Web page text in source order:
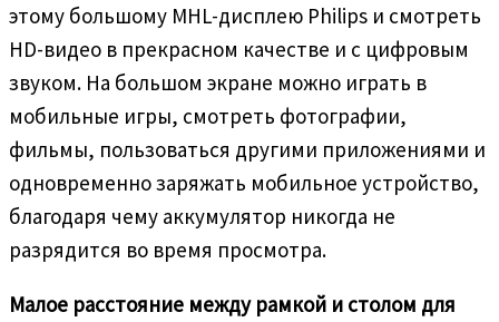
этому большому MHL-дисплею Philips и смотреть
HD-видео в прекрасном качестве и с цифровым
звуком. На большом экране можно играть в
мобильные игры, смотреть фотографии,
фильмы, пользоваться другими приложениями и
одновременно заряжать мобильное устройство,
благодаря чему аккумулятор никогда не
разрядится во время просмотра.
Малое расстояние между рамкой и столом для